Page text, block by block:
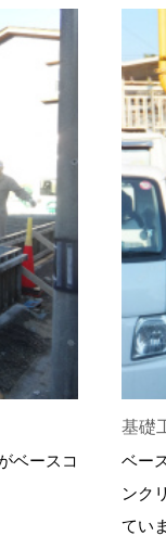
ベースコ
基礎
ベー
ンク
てい